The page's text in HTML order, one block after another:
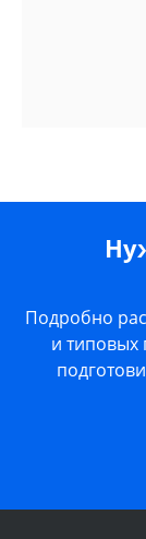
Подробно
и типовых